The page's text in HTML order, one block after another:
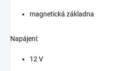
magnetická základna
Napájení:
12 V